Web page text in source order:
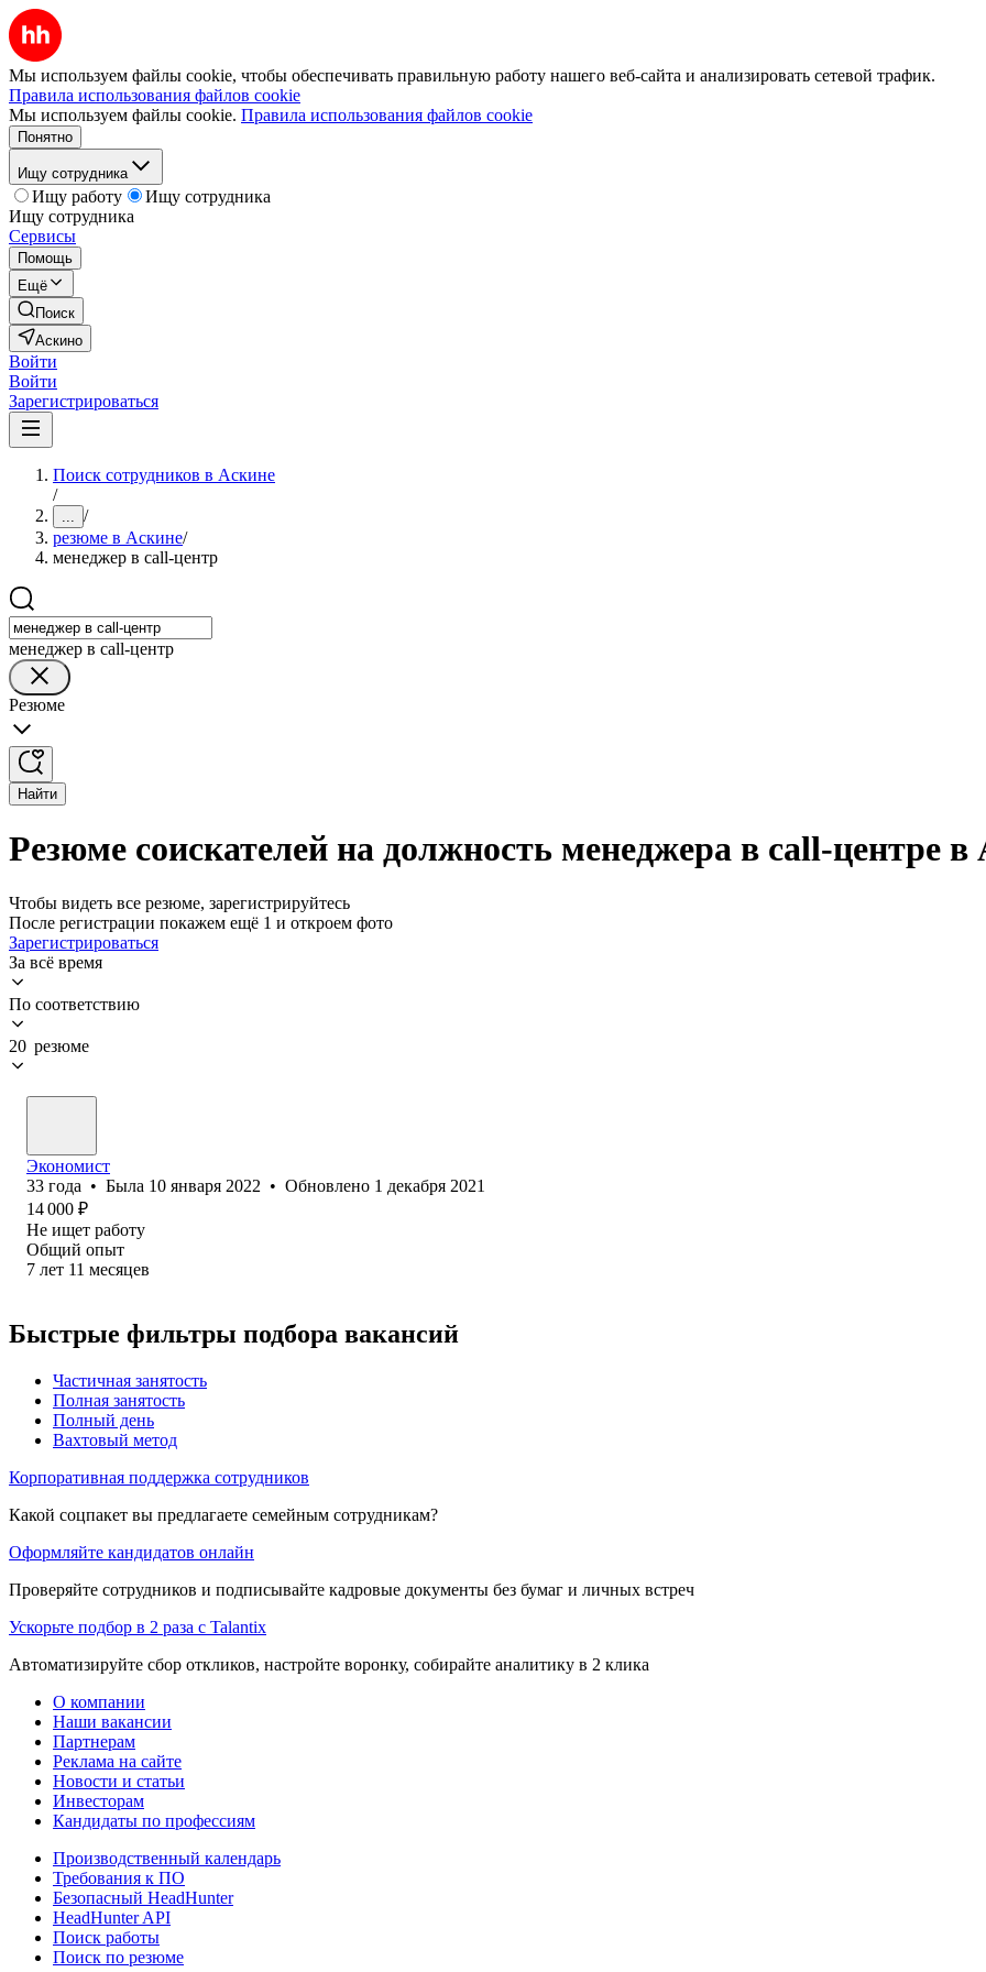
Мы используем файлы cookie, чтобы обеспечивать правильную работу нашего веб-сайта и анализировать сетевой трафик.
Правила использования файлов cookie
Мы используем файлы cookie. Правила использования файлов cookie
Понятно
Ищу сотрудника
Ищу работу
Ищу сотрудника
Ищу сотрудника
Сервисы
Помощь
Ещё
Поиск
Аскино
Войти
Войти
Зарегистрироваться
Поиск сотрудников в Аскине
/
... /
резюме в Аскине/
менеджер в call-центр
менеджер в call-центр
Резюме
Найти
Резюме соискателей на должность менеджера в call-центре в
Чтобы видеть все резюме, зарегистрируйтесь
После регистрации покажем ещё 1 и откроем фото
Зарегистрироваться
За всё время
По соответствию
20 резюме
Экономист
33 года • Была 10 января 2022 • Обновлено 1 декабря 2021
14 000 ₽
Не ищет работу
Общий опыт
7 лет 11 месяцев
Быстрые фильтры подбора вакансий
Частичная занятость
Полная занятость
Полный день
Вахтовый метод
Корпоративная поддержка сотрудников
Какой соцпакет вы предлагаете семейным сотрудникам?
Оформляйте кандидатов онлайн
Проверяйте сотрудников и подписывайте кадровые документы без бумаг и личных встреч
Ускорьте подбор в 2 раза с Talantix
Автоматизируйте сбор откликов, настройте воронку, собирайте аналитику в 2 клика
О компании
Наши вакансии
Партнерам
Реклама на сайте
Новости и статьи
Инвесторам
Кандидаты по профессиям
Производственный календарь
Требования к ПО
Безопасный HeadHunter
HeadHunter API
Поиск работы
Поиск по резюме